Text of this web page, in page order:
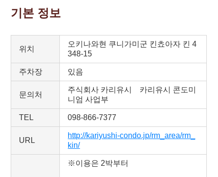
기본 정보
위치
오키나와현 쿠니가미군 킨쵸아자 킨 4
348-15
주차장 있음
문의처
주식회사 카리유시 카리유시 콘도미
니엄 사업부
TEL 098-866-7377
URL
http://kariyushi-condo.jp/rm_area/rm_
kin/
※이용은 2박부터